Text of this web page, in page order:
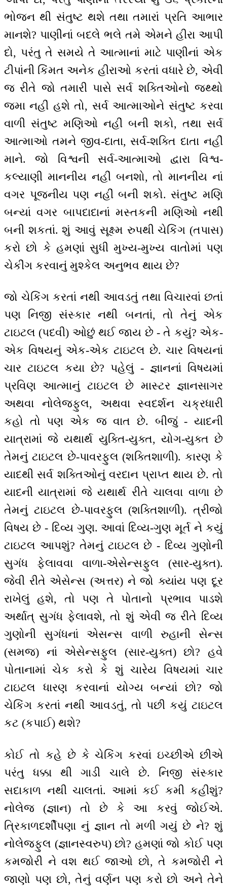
ભોજન થી સંતુષ્ટ થશે તથા તમારાં પ્રતિ આભાર
માનશે? પાણીનાં બદલે ભલે તમે એમને હીરા આપી
દો, પરંતુ તે સમયે તે આત્માનાં માટે પાણીનાં એક
ટીપાંની કિંમત અનેક હીરાઓ કરતાં વધારે છે, એવી
જ રીતે જો તમારી પાસે સર્વ શક્તિઓનો જથ્થો
જમા નહીં હશે તો, સર્વ આત્માઓને સંતુષ્ટ કરવા
વાળી સંતુષ્ટ મણિઓ નહીં બની શકો, તથા સર્વ
આત્માઓ તમને જીવ-દાતા, સર્વ-શક્તિ દાતા નહીં
માને. જો વિશ્વની સર્વ-આત્માઓ દ્વારા વિશ્વ-
કલ્યાણી માનનીય નહીં બનશો, તો માનનીય નાં
વગર પૂજનીય પણ નહીં બની શકો. સંતુષ્ટ મણિ
બન્યાં વગર બાપદાદાનાં મસ્તકની મણિઓ નથી
બની શકતાં. શું આવું સૂક્ષ્મ રુપથી ચેકિંગ (તપાસ)
કરો છો કે હમણાં સુધી મુખ્ય-મુખ્ય વાતોમાં પણ
ચેકીંગ કરવાનું મુશ્કેલ અનુભવ થાય છે?
જો ચેકિંગ કરતાં નથી આવડતું તથા વિચારવાં છતાં
પણ નિજી સંસ્કાર નથી બનતાં, તો તેનું એક
ટાઇટલ (પદવી) ઓછું થઈ જાય છે - તે કયું? એક-
એક વિષયનું એક-એક ટાઇટલ છે. ચાર વિષયનાં
ચાર ટાઇટલ કયા છે? પહેલું - જ્ઞાનનાં વિષયમાં
પ્રવિણ આત્માનું ટાઇટલ છે માસ્ટર જ્ઞાનસાગર
અથવા નોલેજફુલ, અથવા સ્વદર્શન ચક્રધારી
કહો તો પણ એક જ વાત છે. બીજું - યાદની
યાત્રામાં જે યથાર્થ યુક્તિ-યુક્ત, યોગ-યુક્ત છે
તેમનું ટાઇટલ છે-પાવરફુલ (શક્તિશાળી). કારણ કે
યાદથી સર્વ શક્તિઓનું વરદાન પ્રાપ્ત થાય છે. તો
યાદની યાત્રામાં જે યથાર્થ રીતે ચાલવા વાળા છે
તેમનું ટાઇટલ છે-પાવરફુલ (શક્તિશાળી). ત્રીજો
વિષય છે - દિવ્ય ગુણ. આવાં દિવ્ય-ગુણ મૂર્ત ને કયું
ટાઇટલ આપશું? તેમનું ટાઇટલ છે - દિવ્ય ગુણોની
સુગંધ ફેલાવવા વાળા-એસેન્સફુલ (સાર-યુક્ત).
જેવી રીતે એસેન્સ (અત્તર) ને જો ક્યાંય પણ દૂર
રાખેલું હશે, તો પણ તે પોતાનો પ્રભાવ પાડશે
અર્થાત્ સુગંધ ફેલાવશે, તો શું એવી જ રીતે દિવ્ય
ગુણોની સુગંધનાં એસન્સ વાળી રુહાની સેન્સ
(સમજ) નાં એસેન્સફુલ (સાર-યુક્ત) છો? હવે
પોતાનામાં ચેક કરો કે શું ચારેય વિષયમાં ચાર
ટાઇટલ ધારણ કરવાનાં યોગ્ય બન્યાં છો? જો
ચેકિંગ કરતાં નથી આવડતું, તો પછી કયું ટાઇટલ
કટ (કપાઈ) થશે?
કોઈ તો કહે છે કે ચેકિંગ કરવાં ઇચ્છીએ છીએ
પરંતુ ધક્કા થી ગાડી ચાલે છે. નિજી સંસ્કાર
સદાકાળ નથી ચાલતાં. આમાં કઈ કમી કહીશું?
નોલેજ (જ્ઞાન) તો છે કે આ કરવું જોઈએ.
ત્રિકાળદર્શીપણા નું જ્ઞાન તો મળી ગયું છે ને? શું
નોલેજફુલ (જ્ઞાનસ્વરુપ) છો? હમણાં જો કોઈ પણ
કમજોરી ને વશ થઈ જાઓ છો, તે કમજોરી ને
જાણો પણ છો, તેનું વર્ણન પણ કરો છો અને તેને